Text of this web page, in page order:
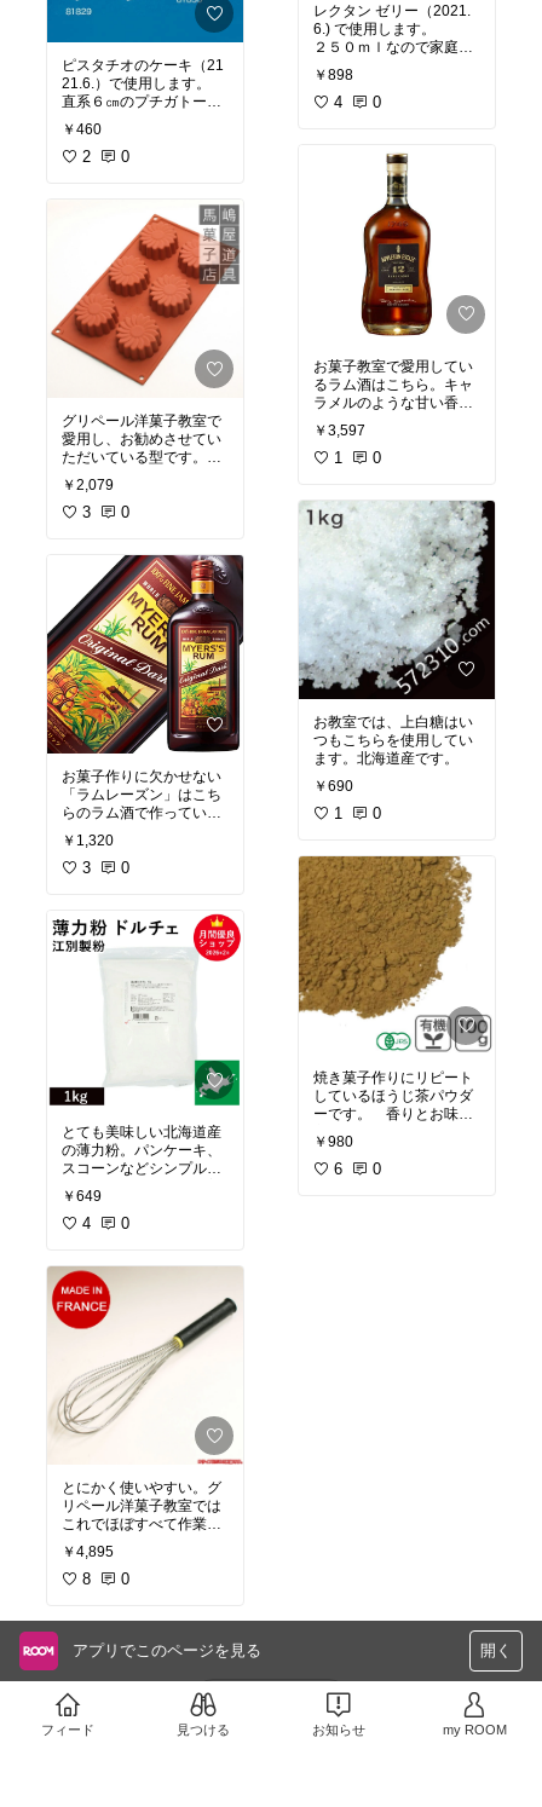
ピスタチオのケーキ（21
21.6.）で使用します。
直系６㎝のプチガトーを
作ることができます。
これがあれば型は不要で
す。
￥460
2 0
グリペール洋菓子教室で
愛用し、お勧めさせてい
ただいている型です。
とても可愛らしく焼き上
がります。
☆使用後の洗い方は優し
（2021.4）などが作れま
￥2,079
3 0
お菓子作りに欠かせない
「ラムレーズン」はこち
らのラム酒で作っていま
す。 1年以上経過する
と、それはそれは美味し
くなります。
￥1,320
3 0
とても美味しい北海道産
の薄力粉。パンケーキ、
スコーンなどシンプルな
ものを作ると特にその美
味しさを感じます。粉に
甘みを感じます。 お教
どのお菓子にこちらの薄
力粉を使用しています。
￥649
4 0
とにかく使いやすい。グ
リペール洋菓子教室では
これでほぼすべて作業し
ています。他のホイッパ
ーは処分したほど。 生
徒さんにも大人気で複数
￥4,895
8 0
レクタン ゼリー（2021.
6.) で使用します。
２５０ｍｌなので家庭で
￥898
4 0
お菓子教室で愛用してい
るラム酒はこちら。キャ
ラメルのような甘い香り
菓子、焼き菓子、共にこ
ちらを使用しています。
￥3,597
1 0
お教室では、上白糖はい
つもこちらを使用してい
ます。北海道産です。
￥690
1 0
焼き菓子作りにリピート
しているほうじ茶パウダ
ーです。 香りとお味が
￥980
6 0
アプリでこのページを見る 開く
フィード 見つける お知らせ my ROOM